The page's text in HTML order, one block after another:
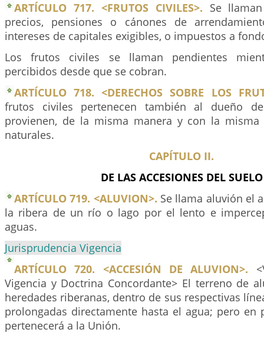
ARTÍCULO 717. <FRUTOS CIVILES>. Se
precios, pensiones o cánones de
intereses de capitales exigibles, o impuestos a
Los frutos civiles se llaman pendientes
percibidos desde que se cobran.
ARTÍCULO 718. <DERECHOS SOBRE LOS
frutos civiles pertenecen también al dueño
provienen, de la misma manera y con la
naturales.
CAPÍTULO II.
DE LAS ACCESIONES DEL SUELO
ARTÍCULO 719. <ALUVION>. Se llama aluvión el
la ribera de un río o lago por el lento e
aguas.
Jurisprudencia Vigencia
ARTÍCULO 720. <ACCESIÓN DE ALUVION>.
Vigencia y Doctrina Concordante> El terreno de
heredades riberanas, dentro de sus respectivas
prolongadas directamente hasta el agua; pero en
pertenecerá a la Unión.